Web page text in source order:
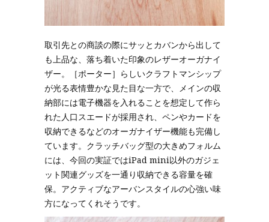
取引先との商談の際にサッとカバンから出して
も上品な、落ち着いた印象のレザーオーガナイ
ザー。［ポーター］らしいクラフトマンシップ
が光る表情豊かな見た目な一方で、メインの収
納部には電子機器を入れることを想定して作ら
れた人口スエードが採用され、ペンやカードを
収納できるなどのオーガナイザー機能も完備し
ています。クラッチバッグ型の大きめフォルム
には、今回の実証ではiPad mini以外のガジェ
ット関連グッズを一通り収納できる容量を確
保。アクティブなアーバンスタイルの心強い味
方になってくれそうです。